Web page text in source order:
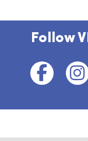
Follow